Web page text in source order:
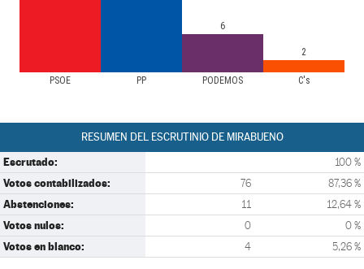
PSOE PP PODEMOS C's
6
2
RESUMEN DEL ESCRUTINIO DE MIRABUENO
Escrutado: 100 %
Votos contabilizados: 76 87,36 %
Abstenciones: 11 12,64 %
Votos nulos: 0 0 %
Votos en blanco: 4 5,26 %